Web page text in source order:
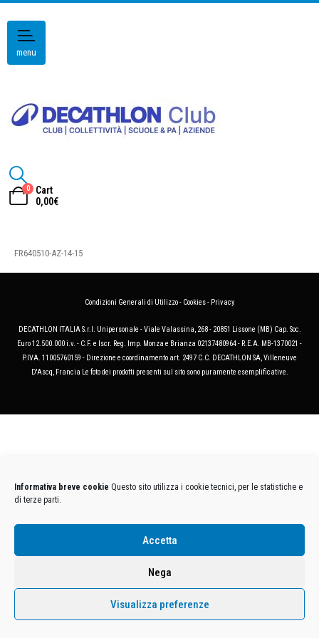
Informativa breve cookie Questo sito utilizza i cookie tecnici, per le statistiche e
di terze parti.
Accetta
Nega
Visualizza preferenze
menu
0
Cart
0,00€
FR640510-AZ-14-15
Condizioni Generali di Utilizzo- Cookies- Privacy
DECATHLON ITALIA S.r.l. Unipersonale - Viale Valassina, 268 - 20851 Lissone (MB) Cap. Soc.
Euro 12.500.000 i.v. - C.F. e Iscr. Reg. Imp. Monza e Brianza 02137480964 - R.E.A. MB-1370021 -
P.IVA. 11005760159 - Direzione e coordinamento art. 2497 C.C. DECATHLON SA, Villeneuve
D'Ascq, Francia Le foto dei prodotti presenti sul sito sono puramente esemplificative.